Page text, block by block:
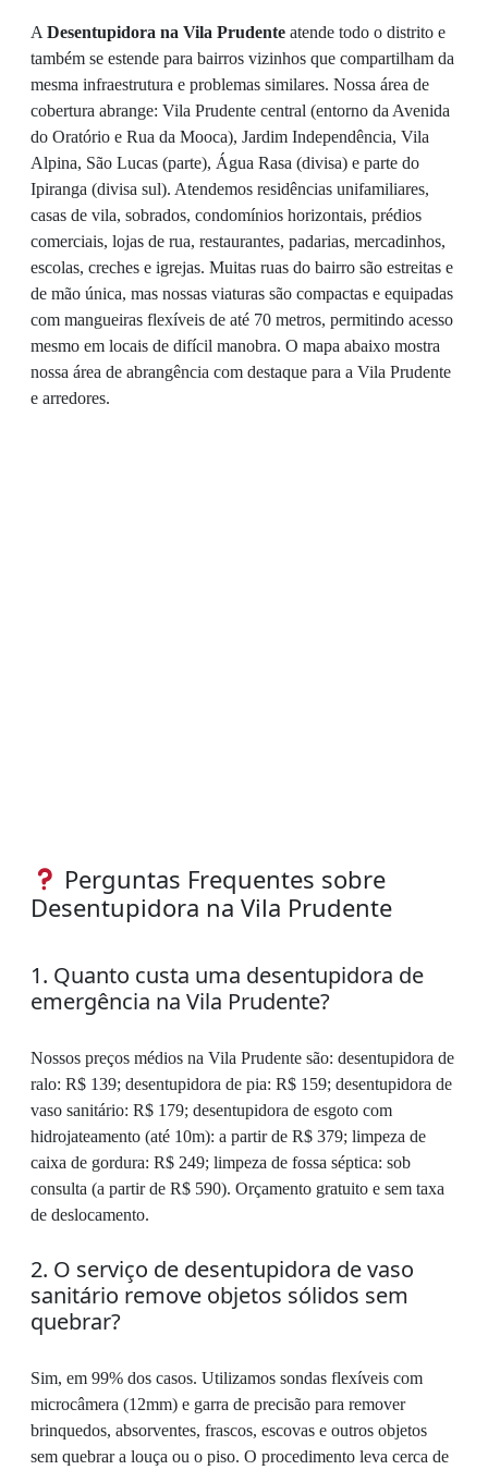
A Desentupidora na Vila Prudente atende todo o distrito e
também se estende para bairros vizinhos que compartilham da
mesma infraestrutura e problemas similares. Nossa área de
cobertura abrange: Vila Prudente central (entorno da Avenida
do Oratório e Rua da Mooca), Jardim Independência, Vila
Alpina, São Lucas (parte), Água Rasa (divisa) e parte do
Ipiranga (divisa sul). Atendemos residências unifamiliares,
casas de vila, sobrados, condomínios horizontais, prédios
comerciais, lojas de rua, restaurantes, padarias, mercadinhos,
escolas, creches e igrejas. Muitas ruas do bairro são estreitas e
de mão única, mas nossas viaturas são compactas e equipadas
com mangueiras flexíveis de até 70 metros, permitindo acesso
mesmo em locais de difícil manobra. O mapa abaixo mostra
nossa área de abrangência com destaque para a Vila Prudente
e arredores.
Perguntas Frequentes sobre
Desentupidora na Vila Prudente
1. Quanto custa uma desentupidora de
emergência na Vila Prudente?
Nossos preços médios na Vila Prudente são: desentupidora de
ralo: R$ 139; desentupidora de pia: R$ 159; desentupidora de
vaso sanitário: R$ 179; desentupidora de esgoto com
hidrojateamento (até 10m): a partir de R$ 379; limpeza de
caixa de gordura: R$ 249; limpeza de fossa séptica: sob
consulta (a partir de R$ 590). Orçamento gratuito e sem taxa
de deslocamento.
2. O serviço de desentupidora de vaso
sanitário remove objetos sólidos sem
quebrar?
Sim, em 99% dos casos. Utilizamos sondas flexíveis com
microcâmera (12mm) e garra de precisão para remover
brinquedos, absorventes, frascos, escovas e outros objetos
sem quebrar a louça ou o piso. O procedimento leva cerca de